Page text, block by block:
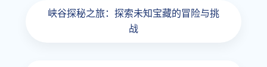
峡谷探秘之旅：探索未知宝藏的冒险与挑
战